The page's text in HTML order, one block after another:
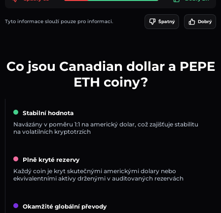
Tyto informace slouží pouze pro informaci. Špatný Dobrý
Co jsou Canadian dollar a PEPE
ETH coiny?
Stabilní hodnota
Navázány v poměru 1:1 na americký dolar, což zajišťuje stabilitu
na volatilních kryptotrzích
Plně kryté rezervy
Každý coin je kryt skutečnými americkými dolary nebo
ekvivalentními aktivy drženými v auditovaných rezervách
Okamžité globální převody